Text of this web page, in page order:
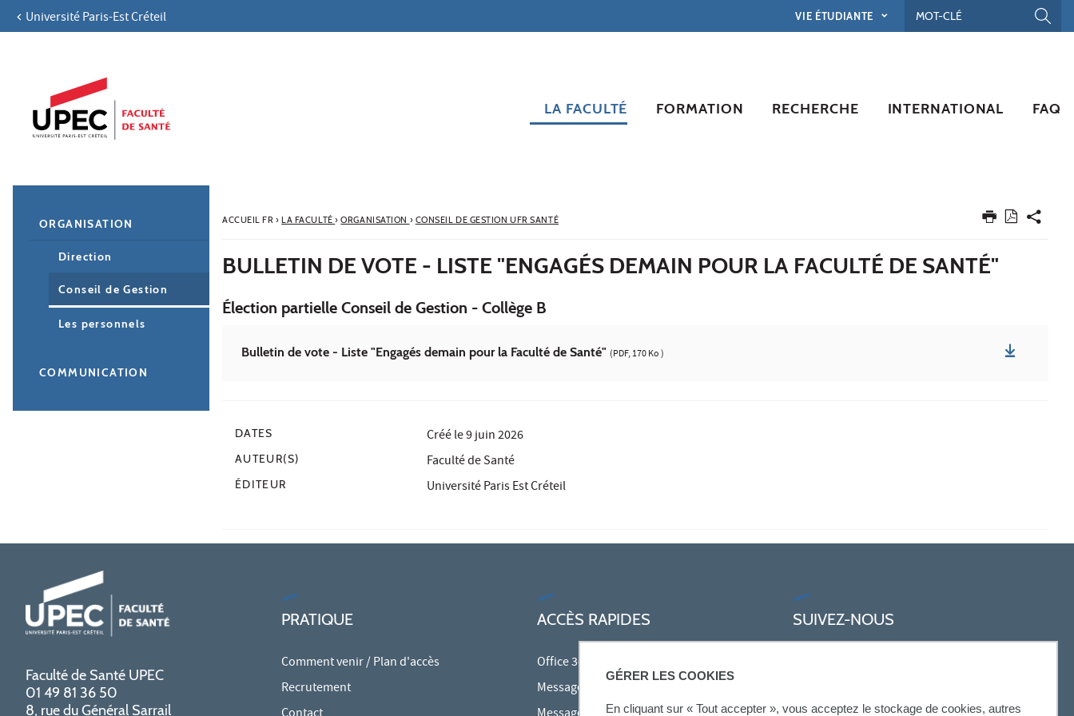
GÉRER LES COOKIES
En cliquant sur « Tout accepter », vous acceptez le stockage de cookies, autres
Aller au contenu
Navigation secondaire
Université Paris-Est Créteil VIE ÉTUDIANTE
LA FACULTÉ FORMATION RECHERCHE INTERNATIONAL FAQ
ACCUEIL FR› LA FACULTÉ› ORGANISATION › CONSEIL DE GESTION UFR SANTÉ
BULLETIN DE VOTE - LISTE "ENGAGÉS DEMAIN POUR LA FACULTÉ DE SANTÉ"
Élection partielle Conseil de Gestion - Collège B
Bulletin de vote - Liste "Engagés demain pour la Faculté de Santé" (PDF, 170 Ko )
DATES Créé le9 juin 2026
AUTEUR(S) Faculté de Santé
ÉDITEUR Université Paris Est Créteil
ORGANISATION
Direction
Conseil de Gestion
Les personnels
COMMUNICATION
Faculté de Santé UPEC
01 49 81 36 50
8, rue du Général Sarrail
PRATIQUE
Comment venir / Plan d'accès
Recrutement
ACCÈS RAPIDES
Office 365
Messagerie des personnels
SUIVEZ-NOUS